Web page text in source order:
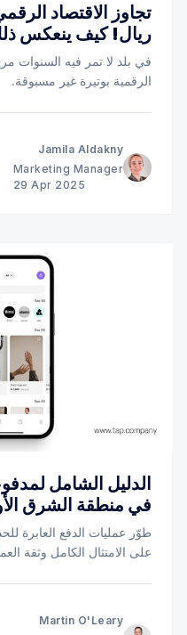
ريال! كيف ينعكس
في بلد لا تمر فيه السنوات
الرقمية بوتيرة غير مسبوقة.
Jamila Aldakny
Marketing Manager
29 Apr 2025
الدليل الشامل
في منطقة الشرق
طوّر عمليات الدفع العابرة
على الامتثال الكامل وثقة
Martin O'Leary